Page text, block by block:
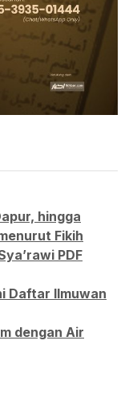
hingga
Fikih
PDF
Daftar Ilmuwan
dengan Air